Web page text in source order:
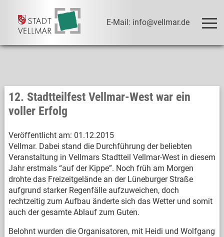
E-Mail: info@vellmar.de
12. Stadtteilfest Vellmar-West war ein
voller Erfolg
Veröffentlicht am: 01.12.2015
Vellmar. Dabei stand die Durchführung der beliebten
Veranstaltung in Vellmars Stadtteil Vellmar-West in diesem
Jahr erstmals “auf der Kippe”. Noch früh am Morgen
drohte das Freizeitgelände an der Lüneburger Straße
aufgrund starker Regenfälle aufzuweichen, doch
rechtzeitig zum Aufbau änderte sich das Wetter und somit
auch der gesamte Ablauf zum Guten.
Belohnt wurden die Organisatoren, mit Heidi und Wolfgang